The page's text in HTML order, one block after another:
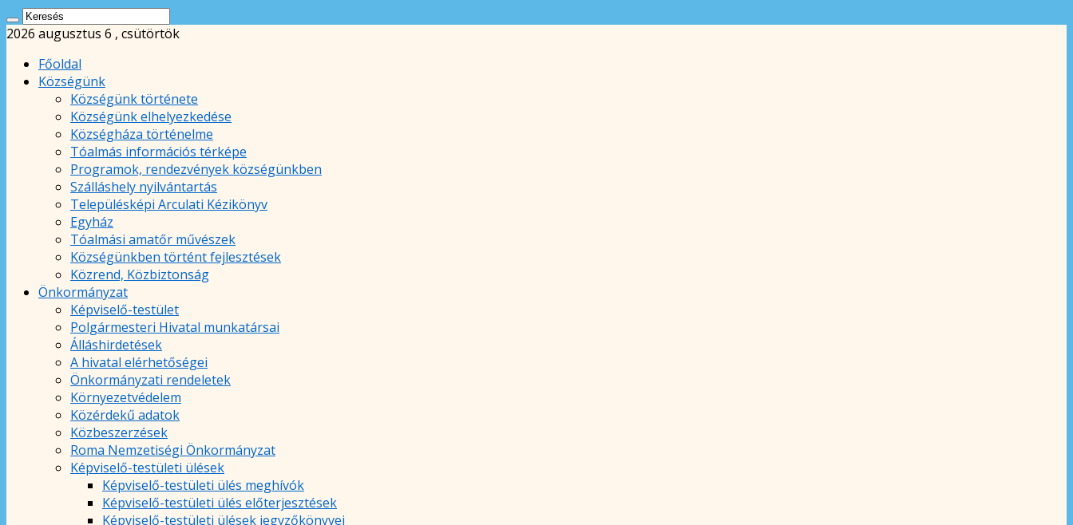
2026 augusztus 6 , csütörtök
Főoldal
Községünk
Községünk története
Községünk elhelyezkedése
Községháza történelme
Tóalmás információs térképe
Programok, rendezvények községünkben
Szálláshely nyilvántartás
Településképi Arculati Kézikönyv
Egyház
Tóalmási amatőr művészek
Községünkben történt fejlesztések
Közrend, Közbiztonság
Önkormányzat
Képviselő-testület
Polgármesteri Hivatal munkatársai
Álláshirdetések
A hivatal elérhetőségei
Önkormányzati rendeletek
Környezetvédelem
Közérdekű adatok
Közbeszerzések
Roma Nemzetiségi Önkormányzat
Képviselő-testületi ülések
Képviselő-testületi ülés meghívók
Képviselő-testületi ülés előterjesztések
Képviselő-testületi ülések jegyzőkönyvei